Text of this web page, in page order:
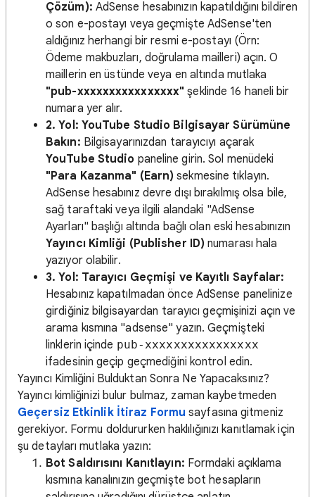
Çözüm): AdSense hesabınızın kapatıldığını bildiren
o son e-postayı veya geçmişte AdSense'ten
aldığınız herhangi bir resmi e-postayı (Örn:
Ödeme makbuzları, doğrulama mailleri) açın. O
maillerin en üstünde veya en altında mutlaka
"pub-xxxxxxxxxxxxxxxx" şeklinde 16 haneli bir
numara yer alır.
2. Yol: YouTube Studio Bilgisayar Sürümüne
Bakın: Bilgisayarınızdan tarayıcıyı açarak
YouTube Studio paneline girin. Sol menüdeki
"Para Kazanma" (Earn) sekmesine tıklayın.
AdSense hesabınız devre dışı bırakılmış olsa bile,
sağ taraftaki veya ilgili alandaki "AdSense
Ayarları" başlığı altında bağlı olan eski hesabınızın
Yayıncı Kimliği (Publisher ID) numarası hala
yazıyor olabilir.
3. Yol: Tarayıcı Geçmişi ve Kayıtlı Sayfalar:
Hesabınız kapatılmadan önce AdSense panelinize
girdiğiniz bilgisayardan tarayıcı geçmişinizi açın ve
arama kısmına "adsense" yazın. Geçmişteki
linklerin içinde pub-xxxxxxxxxxxxxxxx
ifadesinin geçip geçmediğini kontrol edin.
Yayıncı Kimliğini Bulduktan Sonra Ne Yapacaksınız?
Yayıncı kimliğinizi bulur bulmaz, zaman kaybetmeden
Geçersiz Etkinlik İtiraz Formu sayfasına gitmeniz
gerekiyor. Formu doldururken haklılığınızı kanıtlamak için
şu detayları mutlaka yazın:
Bot Saldırısını Kanıtlayın: Formdaki açıklama
kısmına kanalınızın geçmişte bot hesapların